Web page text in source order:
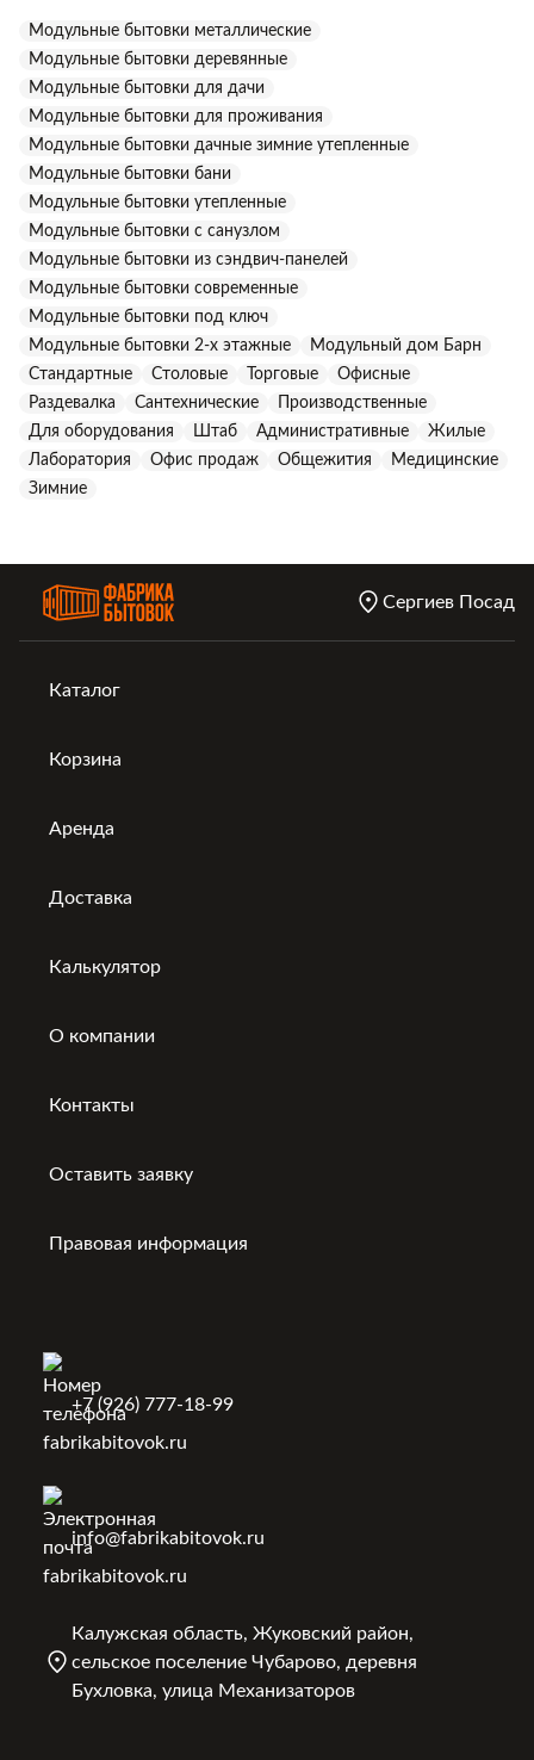
Бытовки без труда выдерживают температуру до -15 С,
однако при необходимости могут быть дополнительно
утеплены.
Модульные бытовки металлические
Модульные бытовки деревянные
Модульные бытовки для дачи
Модульные бытовки для проживания
Модульные бытовки дачные зимние утепленные
Модульные бытовки бани
Модульные бытовки утепленные
Модульные бытовки с санузлом
Модульные бытовки из сэндвич-панелей
Модульные бытовки современные
Модульные бытовки под ключ
Модульные бытовки 2-х этажные
Модульный дом Барн
Стандартные
Столовые Торговые
Офисные
Раздевалка
Сантехнические
Производственные
Для оборудования
Штаб Административные
Жилые
Лаборатория
Офис продаж Общежития
Медицинские
Зимние
Сергиев Посад
Каталог
Корзина
Аренда
Доставка
Калькулятор
О компании
Контакты
Оставить заявку
Правовая информация
+7 (926) 777-18-99
info@fabrikabitovok.ru
Калужская область, Жуковский район,
сельское поселение Чубарово, деревня
Бухловка, улица Механизаторов